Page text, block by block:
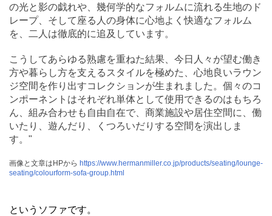
の光と影の戯れや、幾何学的なフォルムに流れる生地のド
レープ、そして座る人の身体に心地よく快適なフォルム
を、二人は徹底的に追及しています。
こうしてあらゆる熟慮を重ねた結果、今日人々が望む働き
方や暮らし方を支えるスタイルを極めた、心地良いラウン
ジ空間を作り出すコレクションが生まれました。個々のコ
ンポーネントはそれぞれ単体として使用できるのはもちろ
ん、組み合わせも自由自在で、商業施設や居住空間に、働
いたり、遊んだり、くつろいだりする空間を演出しま
す。"
画像と文章はHPから https://www.hermanmiller.co.jp/products/seating/lounge-
seating/colourform-sofa-group.html
というソファです。